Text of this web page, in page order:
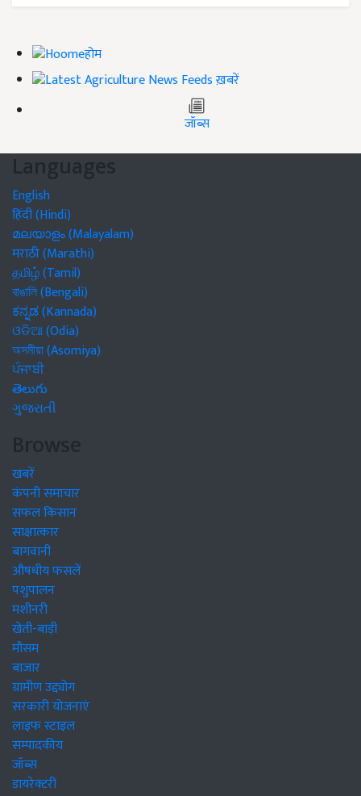
होम
ख़बरें
जॉब्स
Languages
English
हिंदी (Hindi)
മലയാളം (Malayalam)
मराठी (Marathi)
தமிழ் (Tamil)
বাঙালি (Bengali)
ಕನ್ನಡ (Kannada)
ଓଡିଆ (Odia)
অসমীয়া (Asomiya)
ਪੰਜਾਬੀ
తెలుగు
ગુજરાતી
Browse
खबरें
कंपनी समाचार
सफल किसान
साक्षात्कार
बागवानी
औषधीय फसलें
पशुपालन
मशीनरी
खेती-बाड़ी
मौसम
बाजार
ग्रामीण उद्द्योग
सरकारी योजनाएं
लाइफ स्टाइल
सम्पादकीय
जॉब्स
डायरेक्टरी